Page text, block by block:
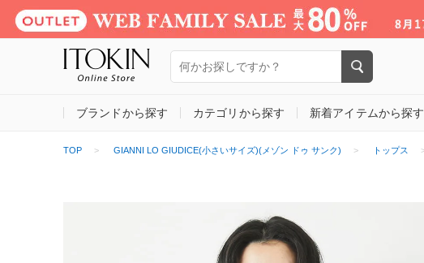
ブランドから探す カテゴリから探す 新着アイテムから探す
TOP GIANNI LO GIUDICE(小さいサイズ)(メゾン ドゥ サンク) トップス